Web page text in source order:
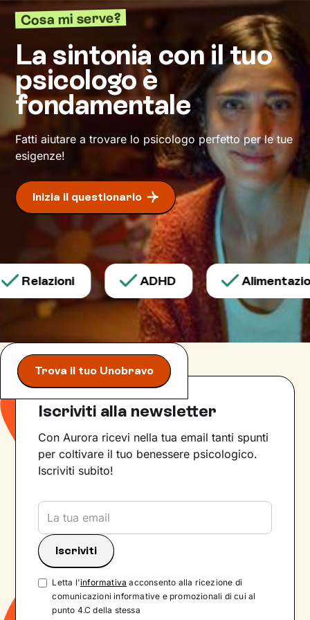
davvero ciò che senti e desideri, e che ti guidi
nel raggiungimento degli obiettivi dibenessere
che ti prefiggi.
Cosa mi serve?
La sintonia con il tuo
psicologo è
fondamentale
Fatti aiutare a trovare lo psicologo perfetto per le tue
esigenze!
Inizia il questionario
Relazioni ADHD
Trova il tuo Unobravo
Iscriviti alla newsletter
Con Aurora ricevi nella tua email tanti spunti
per coltivare il tuo benessere psicologico.
Iscriviti subito!
Letta l'informativa acconsento alla ricezione di
comunicazioni informative e promozionali di cui al
punto 4.C della stessa